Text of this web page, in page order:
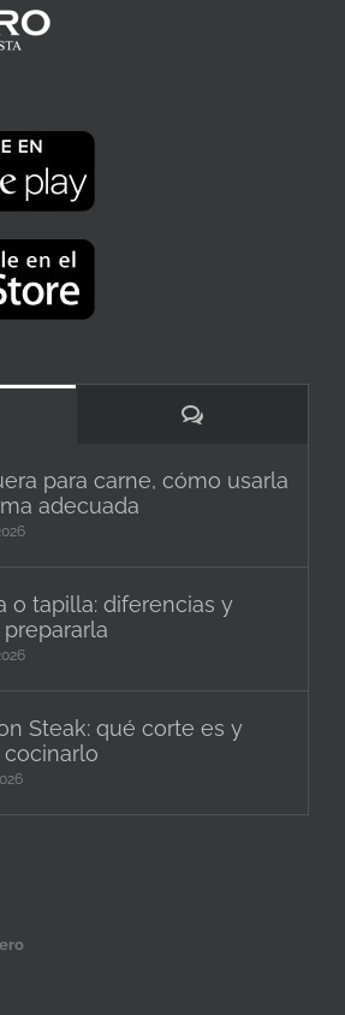
Comentarios
para carne, cómo usarla
adecuada
o tapilla: diferencias y
Steak: qué corte es y